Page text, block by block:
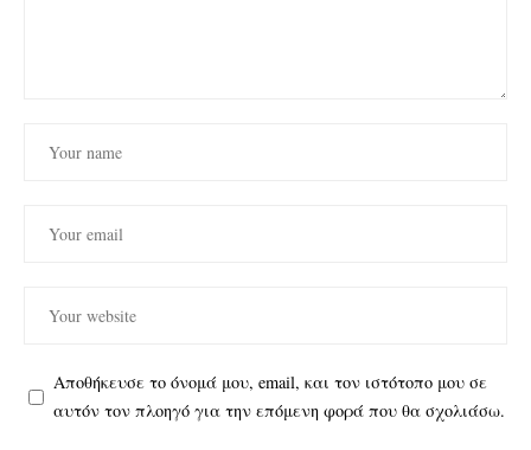
Αποθήκευσε το όνομά μου, email, και τον ιστότοπο μου σε
αυτόν τον πλοηγό για την επόμενη φορά που θα σχολιάσω.